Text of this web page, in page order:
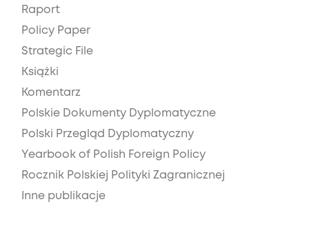
Raport
Policy Paper
Strategic File
Książki
Komentarz
Polskie Dokumenty Dyplomatyczne
Polski Przegląd Dyplomatyczny
Yearbook of Polish Foreign Policy
Rocznik Polskiej Polityki Zagranicznej
Inne publikacje